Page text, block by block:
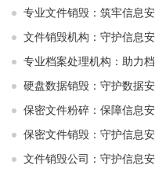
专业文件销毁：筑牢信息
文件销毁机构：守护信息
专业档案处理机构：助力
硬盘数据销毁：守护数据
保密文件粉碎：保障信息
保密文件销毁：守护信息
文件销毁公司：守护信息